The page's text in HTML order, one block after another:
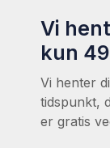
Vi
kun
Vi henter
tidspunkt,
er gratis